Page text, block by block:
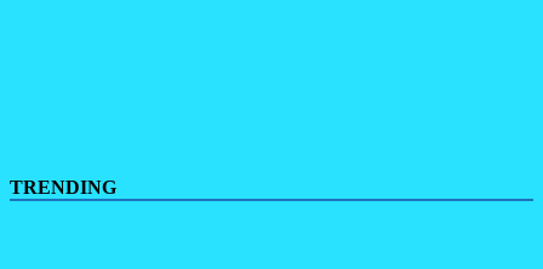
TRENDING